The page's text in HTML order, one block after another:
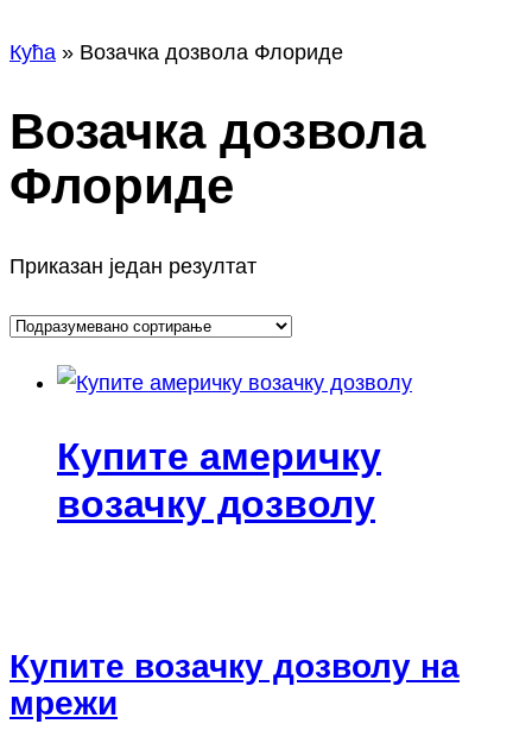
Кућа » Возачка дозвола Флориде
Возачка дозвола
Флориде
Приказан један резултат
Купите америчку
возачку дозволу
Купите возачку дозволу на
мрежи